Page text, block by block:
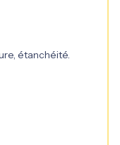
étanchéité.